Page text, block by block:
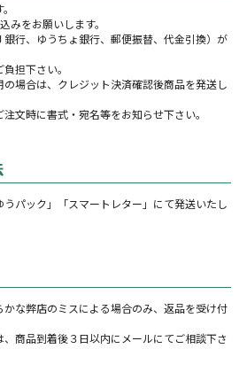
をお願いします。
行、ゆうちょ銀行、郵便振替、代金引換）が
担下さい。
場合は、クレジット決済確認後商品を発送し
文時に書式・宛名等をお知らせ下さい。
パック」「スマートレター」にて発送いたし
な弊店のミスによる場合のみ、返品を受け付
商品到着後３日以内にメールにてご相談下さ